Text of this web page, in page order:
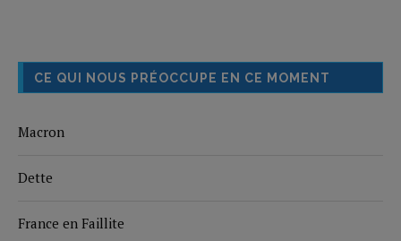
CE QUI NOUS PRÉOCCUPE EN CE MOMENT
Macron
Dette
France en Faillite